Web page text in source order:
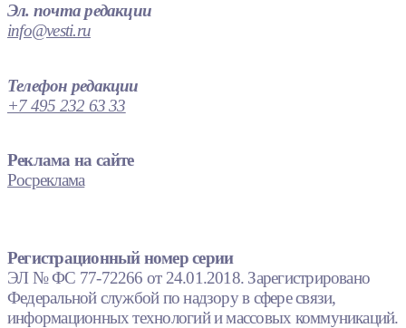
Эл. почта редакции
info@vesti.ru
Телефон редакции
+7 495 232 63 33
Реклама на сайте
Росреклама
Регистрационный номер серии
ЭЛ № ФС 77-72266 от 24.01.2018. Зарегистрировано
Федеральной службой по надзору в сфере связи,
информационных технологий и массовых коммуникаций.